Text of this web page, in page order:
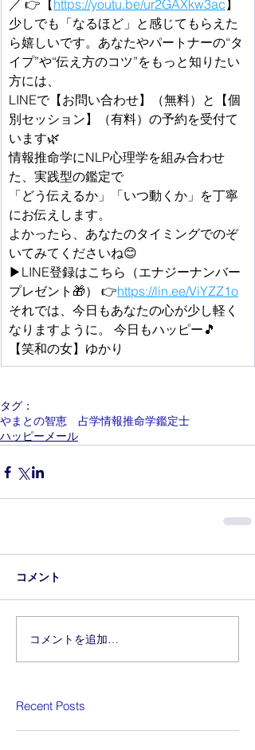
／ 👉【https://youtu.be/ur2GAXkw3ac】
少しでも「なるほど」と感じてもらえた
ら嬉しいです。あなたやパートナーの“タ
イプ”や“伝え方のコツ”をもっと知りたい
方には、
LINEで【お問い合わせ】（無料）と【個
別セッション】（有料）の予約を受付て
います🌿
情報推命学にNLP心理学を組み合わせ
た、実践型の鑑定で
「どう伝えるか」「いつ動くか」を丁寧
にお伝えします。
よかったら、あなたのタイミングでのぞ
いてみてくださいね😊
▶LINE登録はこちら（エナジーナンバー
プレゼント🎁） 👉https://lin.ee/ViYZZ1o
それでは、今日もあなたの心が少し軽く
なりますように。 今日もハッピー🎵
【笑和の女】ゆかり
タグ：
やまとの智恵 占学情報推命学鑑定士
ハッピーメール
コメント
コメントを追加…
Recent Posts